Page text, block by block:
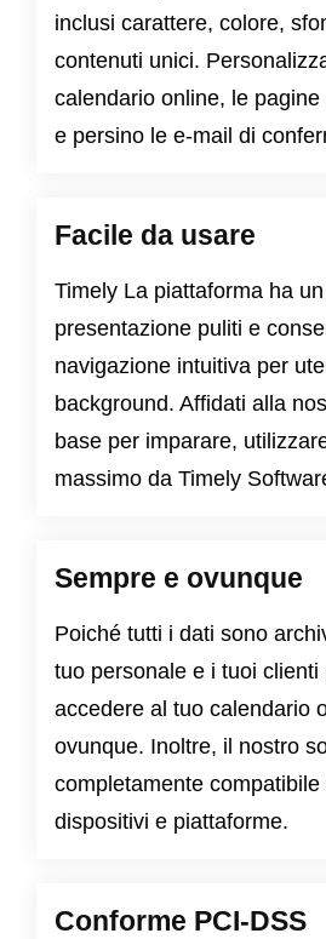
inclusi carattere, colore,
contenuti unici.
calendario online, le
e persino le e-mail di
Facile da usare
Timely La piattaforma ha
presentazione puliti e
navigazione intuitiva per
background. Affidati alla
base per imparare,
massimo da Timely
Sempre e ovunque
Poiché tutti i dati sono
tuo personale e i tuoi clienti
accedere al tuo calendario
ovunque. Inoltre, il nostro
completamente compatibile
dispositivi e piattaforme.
Conforme PCI-DSS